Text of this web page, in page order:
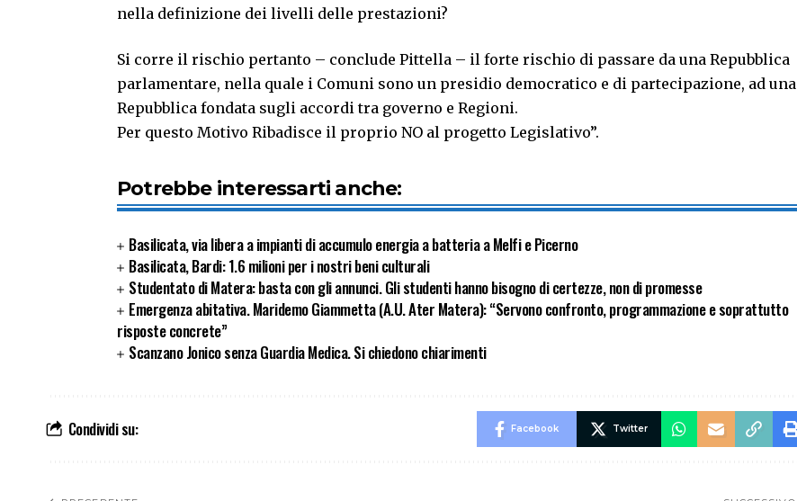
nella definizione dei livelli delle prestazioni?
Si corre il rischio pertanto – conclude Pittella – il forte rischio di passare da una Repubblica
parlamentare, nella quale i Comuni sono un presidio democratico e di partecipazione, ad una
Repubblica fondata sugli accordi tra governo e Regioni.
Per questo Motivo Ribadisce il proprio NO al progetto Legislativo”.
Potrebbe interessarti anche:
Basilicata, via libera a impianti di accumulo energia a batteria a Melfi e Picerno
Basilicata, Bardi: 1.6 milioni per i nostri beni culturali
Studentato di Matera: basta con gli annunci. Gli studenti hanno bisogno di certezze, non di promesse
Emergenza abitativa. Maridemo Giammetta (A.U. Ater Matera): “Servono confronto, programmazione e soprattutto
risposte concrete”
Scanzano Jonico senza Guardia Medica. Si chiedono chiarimenti
Condividi su: Facebook Twitter